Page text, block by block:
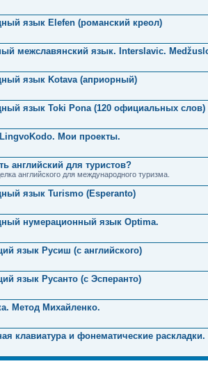
язык Elefen (романский креол)
межславянский язык. Interslavic.
язык Kotava (априорный)
язык Toki Pona (120 официальных слов)
Мои проекты.
английский для туристов?
английского для международного туризма.
язык Turismo (Esperanto)
нумерационный язык Optima.
язык Русиш (с английского)
язык Русанто (с Эсперанто)
Метод Михайленко.
клавиатура и фонематические раскладки.